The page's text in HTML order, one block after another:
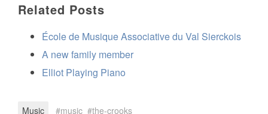
Related Posts
École de Musique Associative du Val Sierckois
A new family member
Elliot Playing Piano
Music music the-crooks